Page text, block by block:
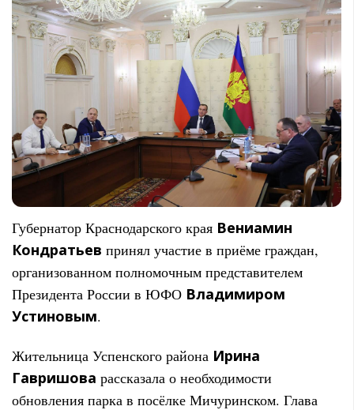
Губернатор Краснодарского края Вениамин
Кондратьев принял участие в приёме граждан,
организованном полномочным представителем
Президента России в ЮФО Владимиром
Устиновым.
Жительница Успенского района Ирина
Гавришова рассказала о необходимости
обновления парка в посёлке Мичуринском. Глава